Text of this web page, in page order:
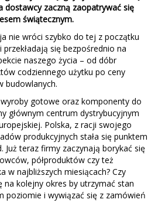
dostawcy zaczną zaopatrywać się
świątecznym.
nie wróci szybko do tej z początku
się bezpośrednio na
naszego życia – od dóbr
codziennego użytku po ceny
budowlanych.
gotowe oraz komponenty do
głównym centrum dystrybucyjnym
Polska, z racji swojego
produkcyjnych stała się punktem
Już teraz firmy zaczynają borykać się
półproduktów czy też
w najbliższych miesiącach? Czy
kolejny okres by utrzymać stan
poziomie i wywiązać się z zamówień